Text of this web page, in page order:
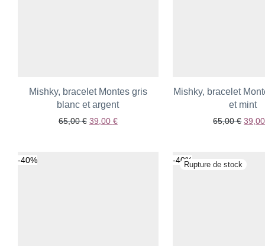
Mishky, bracelet Montes gris
blanc et argent
65,00€ Le prix initial était : 65,00 €.
39,00 €Le prix actuel est : 39,00 €.
Ajouter aux favoris
Mishky, bracelet
et mint
65,00€ Le
Ajouter aux
-40% -40%